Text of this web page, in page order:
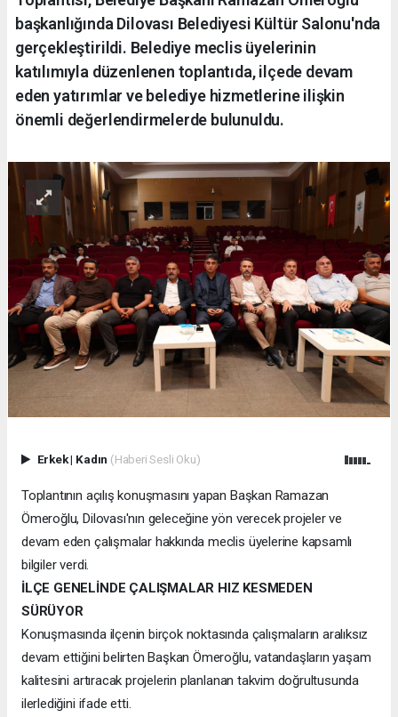
başkanlığında Dilovası Belediyesi Kültür Salonu'nda
gerçekleştirildi. Belediye meclis üyelerinin
katılımıyla düzenlenen toplantıda, ilçede devam
eden yatırımlar ve belediye hizmetlerine ilişkin
önemli değerlendirmelerde bulunuldu.
Erkek| Kadın (Haberi Sesli Oku)
Toplantının açılış konuşmasını yapan Başkan Ramazan
Ömeroğlu, Dilovası'nın geleceğine yön verecek projeler ve
devam eden çalışmalar hakkında meclis üyelerine kapsamlı
bilgiler verdi.
İLÇE GENELİNDE ÇALIŞMALAR HIZ KESMEDEN
SÜRÜYOR
Konuşmasında ilçenin birçok noktasında çalışmaların aralıksız
devam ettiğini belirten Başkan Ömeroğlu, vatandaşların yaşam
kalitesini artıracak projelerin planlanan takvim doğrultusunda
ilerlediğini ifade etti.